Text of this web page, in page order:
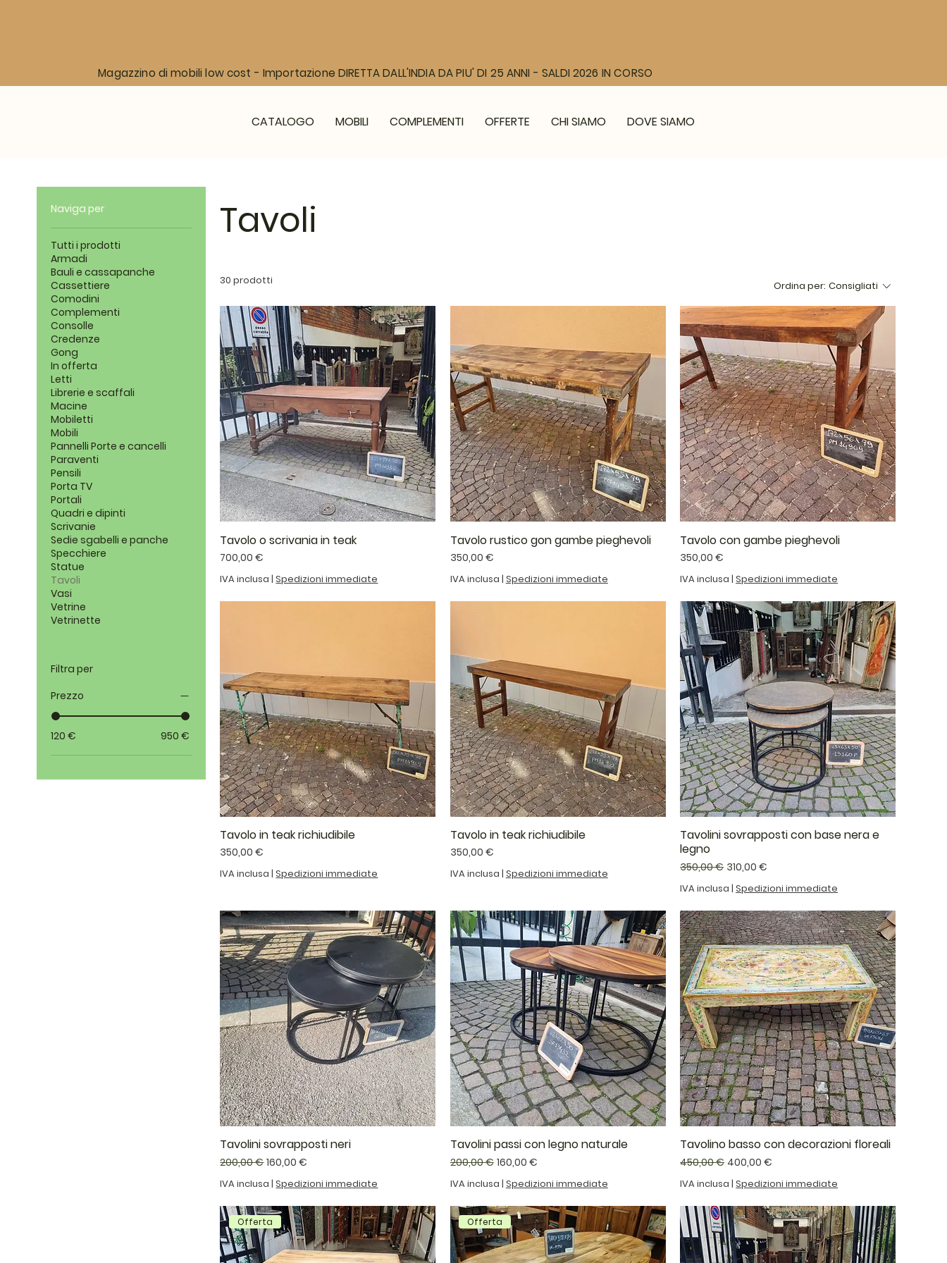
CATALOGO MOBILI COMPLEMENTI OFFERTE CHI SIAMO DOVE SIAMO
Naviga per
Tutti i prodotti
Armadi
Bauli e cassapanche
Cassettiere
Comodini
Complementi
Consolle
Credenze
Gong
In offerta
Letti
Librerie e scaffali
Macine
Mobiletti
Mobili
Pannelli Porte e cancelli
Paraventi
Pensili
Porta TV
Portali
Quadri e dipinti
Scrivanie
Sedie sgabelli e panche
Specchiere
Statue
Tavoli
Vasi
Vetrine
Vetrinette
Filtra per
Prezzo
120 € 950 €
Tavoli
30 prodotti Ordina per: Consigliati
Tavolo o scrivania in teak
Prezzo
700,00 €
IVA inclusa |Spedizioni immediate
Tavolo rustico gon gambe pieghevoli
Prezzo
350,00 €
IVA inclusa | Spedizioni immediate
Tavolo con gambe pieghevoli
Prezzo
350,00 €
IVA inclusa |Spedizioni immediate
Tavolo in teak richiudibile
Prezzo
350,00 €
IVA inclusa |Spedizioni immediate
Tavolo in teak richiudibile
Prezzo
350,00 €
IVA inclusa | Spedizioni immediate
Tavolini sovrapposti con base nera e
legno
Prezzo regolare
350,00 € Prezzo scontato
310,00 €
IVA inclusa |Spedizioni immediate
Tavolini sovrapposti neri
Prezzo regolare
200,00 €Prezzo scontato
160,00 €
IVA inclusa |Spedizioni immediate
Tavolini passi con legno naturale
Prezzo regolare
200,00 € Prezzo scontato
160,00 €
IVA inclusa | Spedizioni immediate
Tavolino basso con decorazioni floreali
Prezzo regolare
450,00 € Prezzo scontato
400,00 €
IVA inclusa |Spedizioni immediate
Offerta Offerta
Magazzino di mobili low cost - Importazione DIRETTA DALL'INDIA DA PIU' DI 25 ANNI - SALDI 2026 IN CORSO